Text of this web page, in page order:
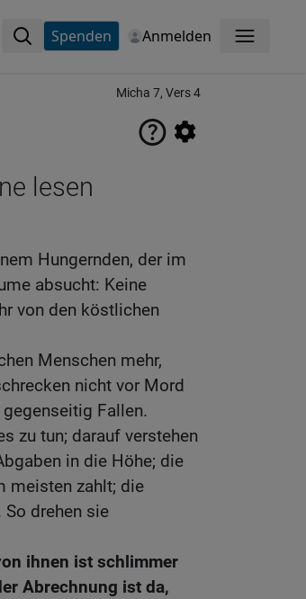
Spenden Anmelden Menü
Micha 7, Vers 4
lesen
Hungernden, der im
absucht: Keine
von den köstlichen
Menschen mehr,
nicht vor Mord
Fallen.
zu tun; darauf verstehen
in die Höhe; die
meisten zahlt; die
drehen sie
ihnen ist schlimmer
Abrechnung ist da,